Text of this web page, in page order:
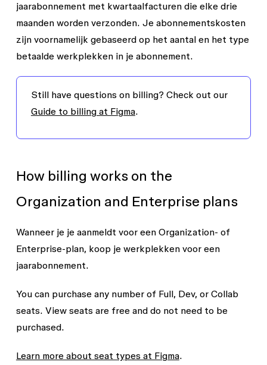
jaarabonnement met kwartaalfacturen die elke drie
maanden worden verzonden. Je abonnementskosten
zijn voornamelijk gebaseerd op het aantal en het type
betaalde werkplekken in je abonnement.
Still have questions on billing? Check out our
Guide to billing at Figma.
How billing works on the
Organization and Enterprise plans
Wanneer je je aanmeldt voor een Organization- of
Enterprise-plan, koop je werkplekken voor een
jaarabonnement.
You can purchase any number of Full, Dev, or Collab
seats. View seats are free and do not need to be
purchased.
Learn more about seat types at Figma.